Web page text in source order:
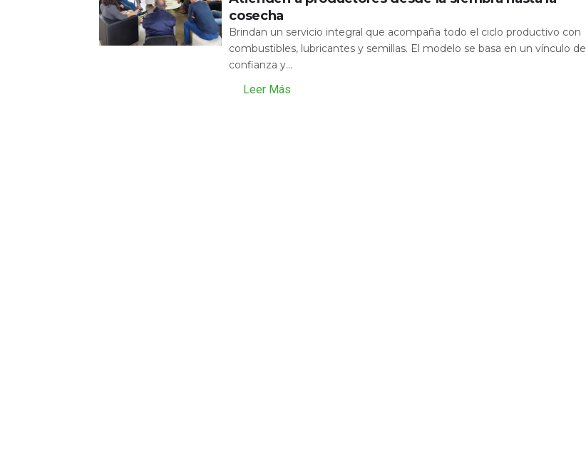
cosecha
Brindan un servicio integral que acompaña todo el ciclo productivo con
combustibles, lubricantes y semillas. El modelo se basa en un vínculo de
confianza y...
Leer Más